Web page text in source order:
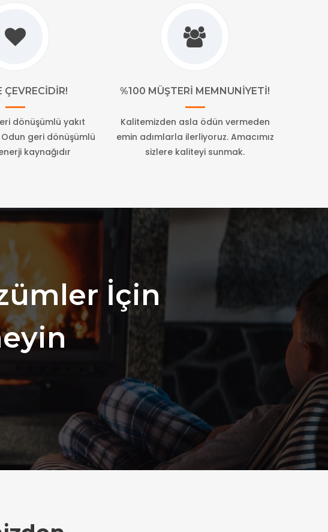
ÇEVRECIDIR!
dönüşümlü yakıt
Odun geri dönüşümlü
kaynağıdır
%100 MÜŞTERI MEMNUNIYETI!
Kalitemizden asla ödün vermeden
emin adımlarla ilerliyoruz. Amacımız
sizlere kaliteyi sunmak.
İçin